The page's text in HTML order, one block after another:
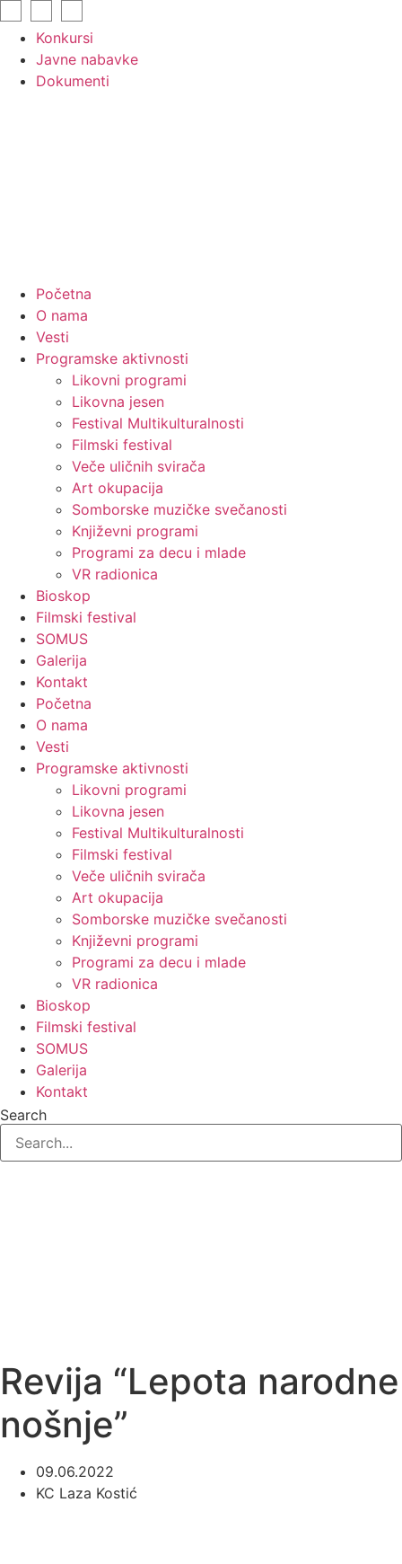
content
Konkursi
Javne nabavke
Dokumenti
Početna
O nama
Vesti
Programske aktivnosti
Likovni programi
Likovna jesen
Festival Multikulturalnosti
Filmski festival
Veče uličnih svirača
Art okupacija
Somborske muzičke svečanosti
Književni programi
Programi za decu i mlade
VR radionica
Bioskop
Filmski festival
SOMUS
Galerija
Kontakt
Početna
O nama
Vesti
Programske aktivnosti
Likovni programi
Likovna jesen
Festival Multikulturalnosti
Filmski festival
Veče uličnih svirača
Art okupacija
Somborske muzičke svečanosti
Književni programi
Programi za decu i mlade
VR radionica
Bioskop
Filmski festival
SOMUS
Galerija
Kontakt
Search
Revija “Lepota narodne
nošnje”
09.06.2022
KC Laza Kostić